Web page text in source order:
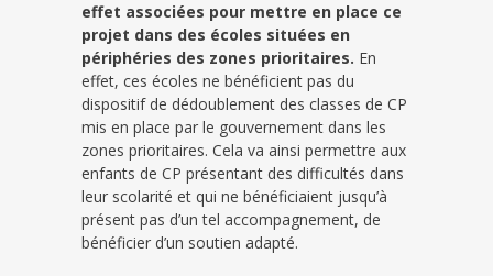
effet associées pour mettre en place ce
projet dans des écoles situées en
périphéries des zones prioritaires. En
effet, ces écoles ne bénéficient pas du
dispositif de dédoublement des classes de CP
mis en place par le gouvernement dans les
zones prioritaires. Cela va ainsi permettre aux
enfants de CP présentant des difficultés dans
leur scolarité et qui ne bénéficiaient jusqu’à
présent pas d’un tel accompagnement, de
bénéficier d’un soutien adapté.